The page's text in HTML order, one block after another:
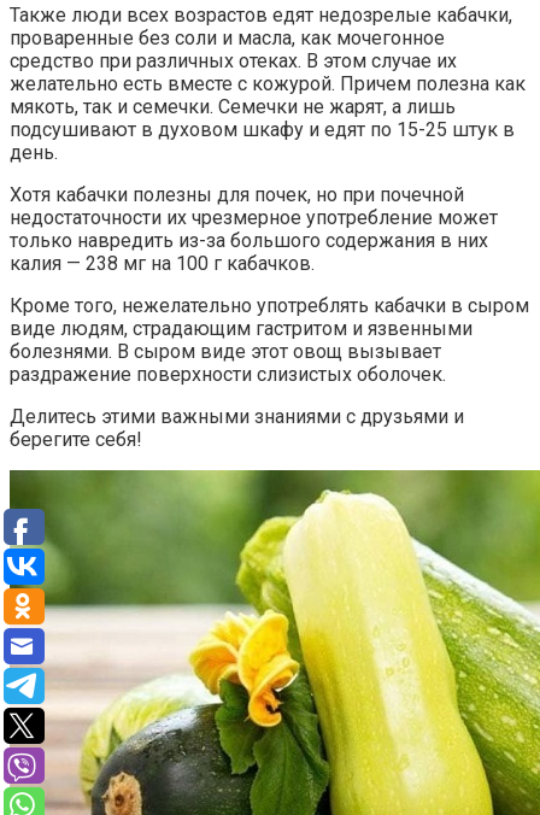
Также люди всех возрастов едят недозрелые кабачки,
проваренные без соли и масла, как мочегонное
средство при различных отеках. В этом случае их
желательно есть вместе с кожурой. Причем полезна как
мякоть, так и семечки. Семечки не жарят, а лишь
подсушивают в духовом шкафу и едят по 15-25 штук в
день.
Хотя кабачки полезны для почек, но при почечной
недостаточности их чрезмерное употребление может
только навредить из-за большого содержания в них
калия — 238 мг на 100 г кабачков.
Кроме того, нежелательно употреблять кабачки в сыром
виде людям, страдающим гастритом и язвенными
болезнями. В сыром виде этот овощ вызывает
раздражение поверхности слизистых оболочек.
Делитесь этими важными знаниями с друзьями и
берегите себя!